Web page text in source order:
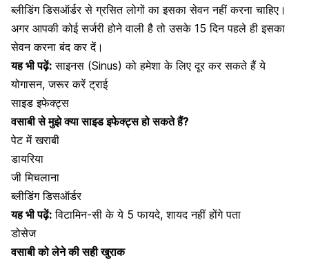
ब्लीडिंगडिसऑर्डर से ग्रसित लोगों का इसका सेवन नहीं करना चाहिए।
अगर आपकी कोईसर्जरी होने वाली है तो उसके 15 दिन पहले ही इसका
सेवन करना बंद कर दें।
यह भी पढ़ें: साइनस (Sinus) को हमेशा के लिए दूर कर सकते हैं ये
योगासन, जरूर करें ट्राई
साइड इफेक्ट्स
वसाबी से मुझे क्या साइड इफेक्ट्स हो सकते हैं?
पेट में खराबी
डायरिया
जी मिचलाना
ब्लीडिंग डिसऑर्डर
यह भी पढ़ें: विटामिन-सी के ये 5 फायदे, शायद नहीं होंगे पता
डोसेज
वसाबी को लेने की सही खुराक